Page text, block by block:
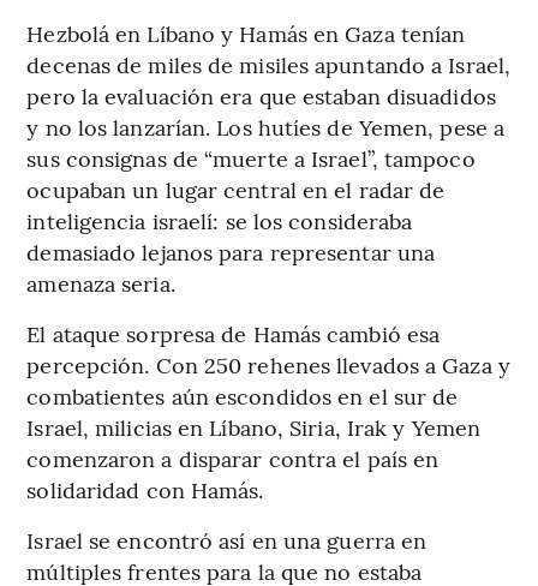
Hezbolá en Líbano y Hamás en Gaza tenían
decenas de miles de misiles apuntando a Israel,
pero la evaluación era que estaban disuadidos
y no los lanzarían. Los hutíes de Yemen, pese a
sus consignas de “muerte a Israel”, tampoco
ocupaban un lugar central en el radar de
inteligencia israelí: se los consideraba
demasiado lejanos para representar una
amenaza seria.
El ataque sorpresa de Hamás cambió esa
percepción. Con 250 rehenes llevados a Gaza y
combatientes aún escondidos en el sur de
Israel, milicias en Líbano, Siria, Irak y Yemen
comenzaron a disparar contra el país en
solidaridad con Hamás.
Israel se encontró así en una guerra en
múltiples frentes para la que no estaba